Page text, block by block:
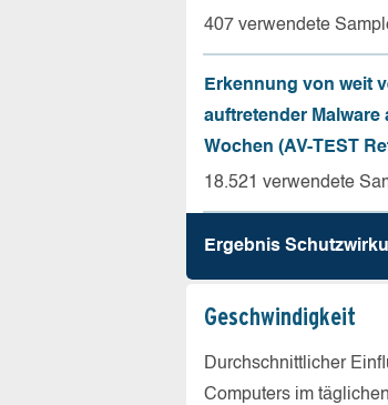
407 verwendete
Erkennung von weit
auftretender Malware
Wochen (AV-TEST
18.521 verwendete
Ergebnis
Geschw­indigkeit
Durchschnittlicher
Computers im